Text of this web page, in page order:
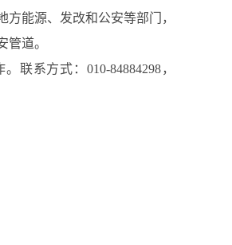
能源、发改和公安等部门，
道。
系方式：010-84884298，